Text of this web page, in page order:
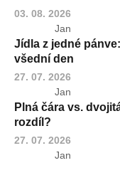
03. 08. 2026
Jan
Jídla z jedné
všední den
27. 07. 2026
Jan
Plná čára vs.
rozdíl?
27. 07. 2026
Jan